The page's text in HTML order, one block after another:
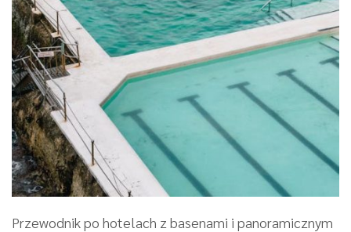
Przewodnik po hotelach z basenami i panoramicznym